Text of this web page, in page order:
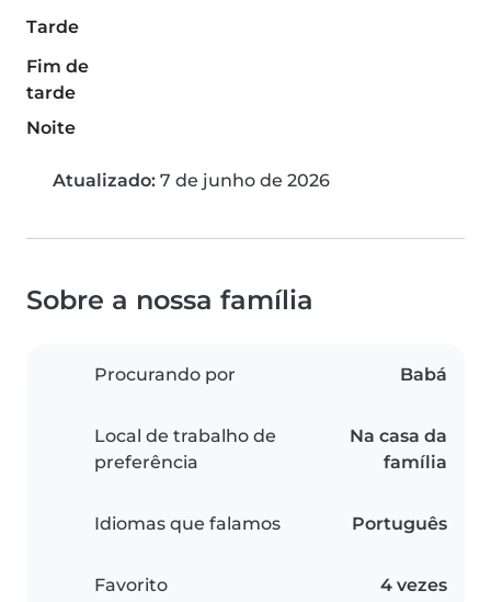
Tarde
Fim de
tarde
Noite
Atualizado: 7 de junho de 2026
Sobre a nossa família
Procurando por Babá
Local de trabalho de
preferência
Na casa da
família
Idiomas que falamos Português
Favorito 4 vezes